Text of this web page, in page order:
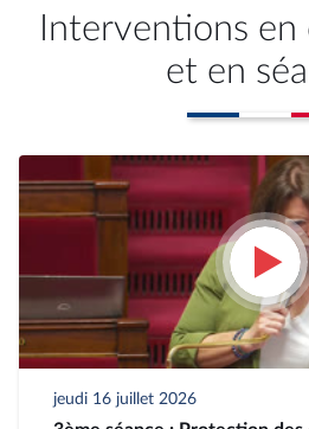
Interventions en
et en
jeudi 16 juillet 2026